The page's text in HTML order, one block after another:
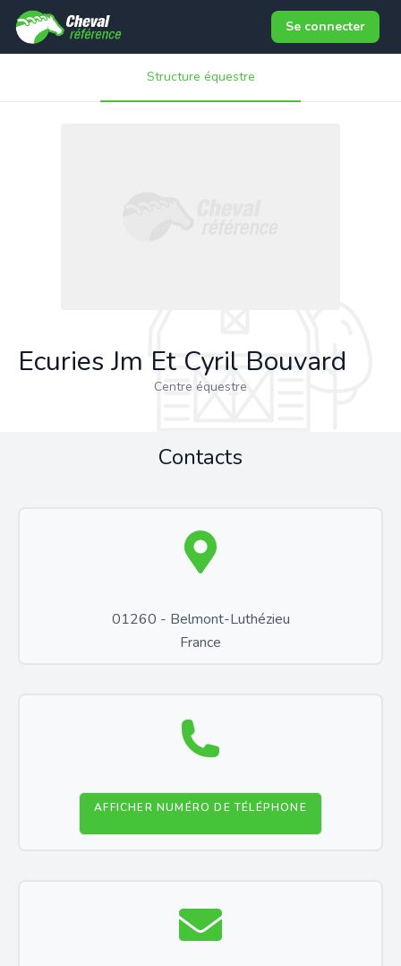
Se connecter
Structure équestre
Ecuries Jm Et Cyril Bouvard
Centre équestre
Contacts
01260 - Belmont-Luthézieu
France
AFFICHER NUMÉRO DE TÉLÉPHONE